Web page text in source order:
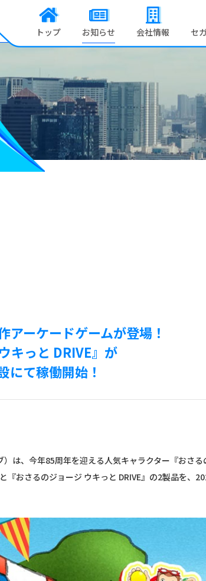
トップ お知らせ 会社情報 セ
アーケードゲームが登場！
キっと DRIVE』が
にて稼働開始！
は、今年85周年を迎える人気キャラクター『おさ
『おさるのジョージ ウキっと DRIVE』の2製品を